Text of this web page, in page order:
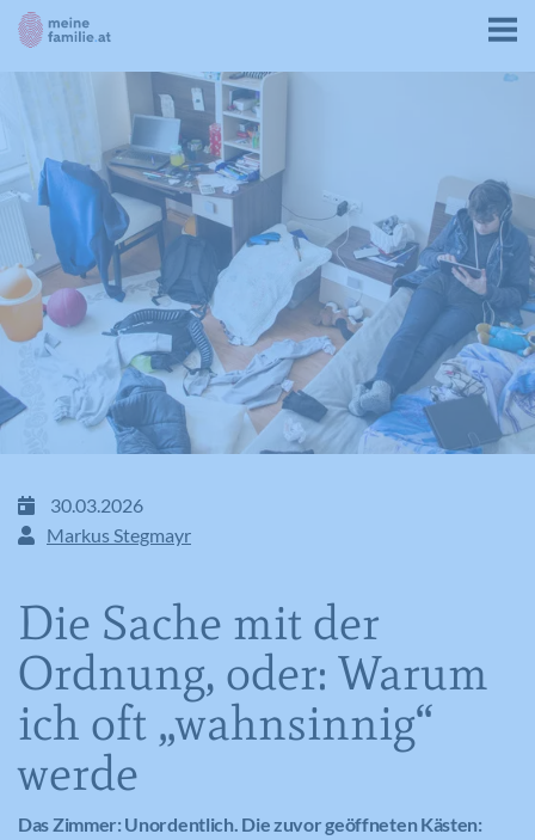
30.03.2026
Markus Stegmayr
Die Sache mit der
Ordnung, oder: Warum
ich oft „wahnsinnig“
werde
Das Zimmer: Unordentlich. Die zuvor geöffneten Kästen: